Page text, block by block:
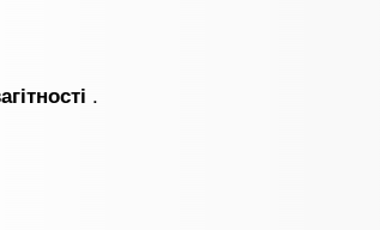
.